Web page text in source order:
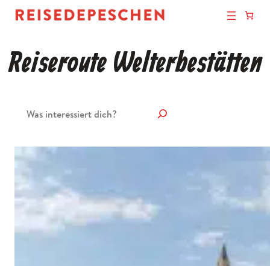
Reiseroute Welterbestätten